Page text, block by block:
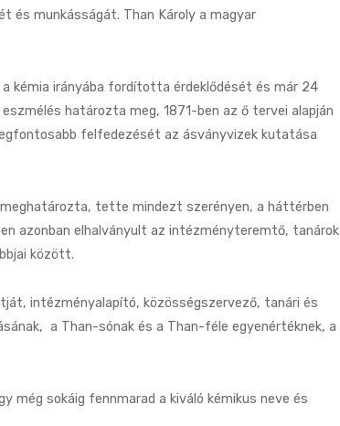
és munkásságát. Than Károly a magyar
kémia irányába fordította érdeklődését és már 24
határozta meg, 1871-ben az ő tervei alapján
felfedezését az ásványvizek kutatása
tette mindezt szerényen, a háttérben
azonban elhalványult az intézményteremtő, tanárok
között.
intézményalapító, közösségszervező, tanári és
a Than-sónak és a Than-féle egyenértéknek, a
még sokáig fennmarad a kiváló kémikus neve és